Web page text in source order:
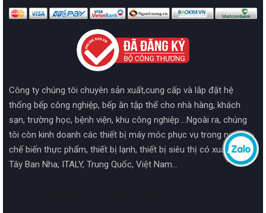
Công ty chúng tôi chuyên sản xuất,cung cấp và lắp đặt hệ
thống bếp công nghiệp, bếp ăn tập thể cho nhà hàng, khách
sạn, trường học, bệnh viện, khu công nghiệp....Ngoài ra, chúng
tôi còn kinh doanh các thiết bị máy móc phục vụ trong ngành
chế biến thực phẩm, thiết bị lạnh, thiết bị siêu thị có xuất xứ từ
Tây Ban Nha, ITALY, Trung Quốc, Việt Nam...